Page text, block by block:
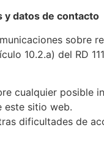
y datos de contacto
sobre
10.2.a) del RD
cualquier posible
este sitio web.
dificultades de